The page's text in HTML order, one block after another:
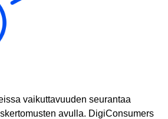
vaikuttavuuden seurantaa
avulla. DigiConsumers